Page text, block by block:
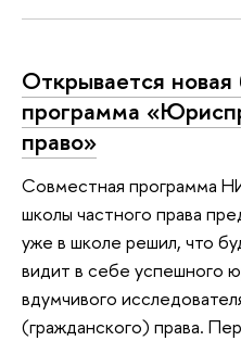
Открывается новая
программа
право»
Совместная программа
школы частного права
уже в школе решил, что
видит в себе успешного
вдумчивого
(гражданского) права.